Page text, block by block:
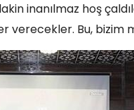
inanılmaz hoş
verecekler. Bu, bizim